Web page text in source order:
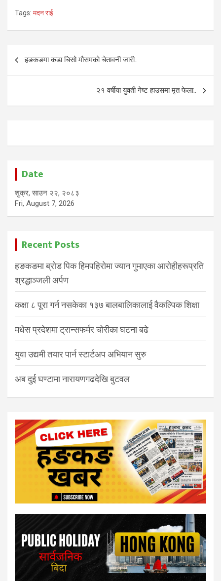
Tags: मदन राई
Post
navigation
हङकङमा कडा चिसो मौसमको चेतावनी जारी..
२१ वर्षीया युवती गेष्ट हाउसमा मृत फेला..
Date
शुक्र, साउन २२, २०८३
Fri, August 7, 2026
Recent Posts
हङकङमा ब्रोड पिक हिमपहिरोमा ज्यान गुमाएका आरोहीहरूप्रति
श्रद्धाञ्जली अर्पण
कक्षा ८ पूरा गर्न नसकेका १३७ बालबालिकालाई वैकल्पिक शिक्षा
मधेस प्रदेशमा ट्रान्सफर्मर चोरीका घटना बढे
युवा उद्यमी तयार पार्न स्टार्टअप अभियान सुरु
अब दुई घण्टामा नारायणगढदेखि बुटवल